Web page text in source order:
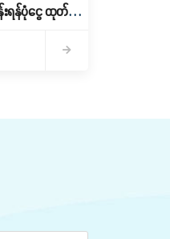
းရန်ပုံငွေ ထုတ်